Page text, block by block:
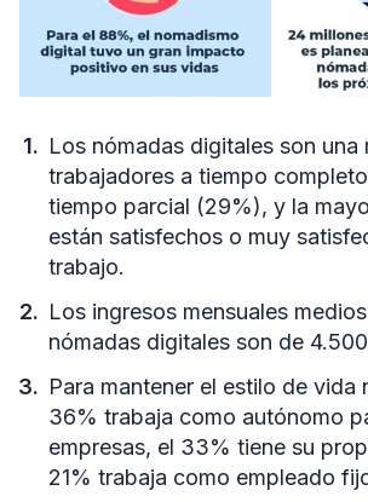
Los nómadas digitales son una
trabajadores a tiempo
tiempo parcial (29%), y la
están satisfechos o muy
trabajo.
Los ingresos mensuales
nómadas digitales son de
Para mantener el estilo de vida
36% trabaja como autónomo
empresas, el 33% tiene su
21% trabaja como empleado